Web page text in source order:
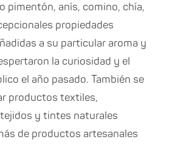
pimentón, anís, comino, chía,
propiedades
a su particular aroma y
la curiosidad y el
el año pasado. También se
productos textiles,
y tintes naturales
de productos artesanales